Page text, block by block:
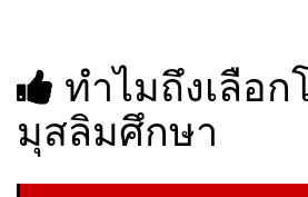
ทำไมถึงเลือก
มุสลิมศึกษา